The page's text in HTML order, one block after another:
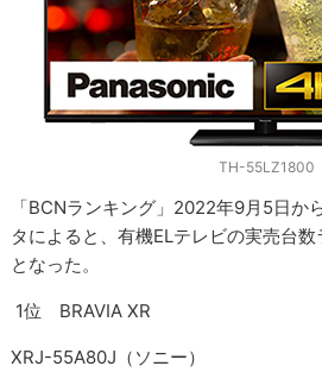
TH-55LZ1800
「BCNランキング」2022年9月5日か
タによると、有機ELテレビの実売台
となった。
1位 BRAVIA XR
XRJ-55A80J（ソニー）